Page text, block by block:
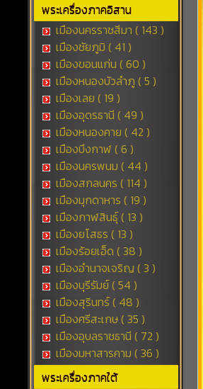
พระเครื่องภาคอิสาน
เมืองนครราชสีมา ( 143 )
เมืองชัยภูมิ ( 41 )
เมืองขอนแก่น ( 60 )
เมืองหนองบัวลำภู ( 5 )
เมืองเลย ( 19 )
เมืองอุดรธานี ( 49 )
เมืองหนองคาย ( 42 )
เมืองบึงกาฬ ( 6 )
เมืองนครพนม ( 44 )
เมืองสกลนคร ( 114 )
เมืองมุกดาหาร ( 19 )
เมืองกาฬสินธุ์ ( 13 )
เมืองยโสธร ( 13 )
เมืองร้อยเอ็ด ( 38 )
เมืองอำนาจเจริญ ( 3 )
เมืองบุรีรัมย์ ( 54 )
เมืองสุรินทร์ ( 48 )
เมืองศรีสะเกษ ( 35 )
เมืองอุบลราชธานี ( 72 )
เมืองมหาสารคาม ( 36 )
พระเครื่องภาคใต้